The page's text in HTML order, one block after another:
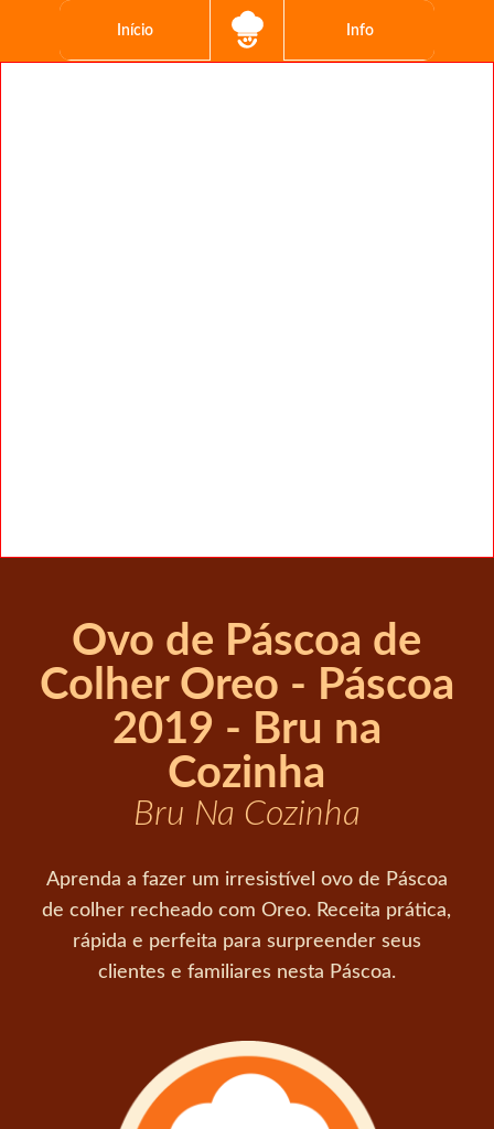
Início Info
Ovo de Páscoa de
Colher Oreo - Páscoa
2019 - Bru na
Cozinha
Bru Na Cozinha
Aprenda a fazer um irresistível ovo de Páscoa
de colher recheado com Oreo. Receita prática,
rápida e perfeita para surpreender seus
clientes e familiares nesta Páscoa.